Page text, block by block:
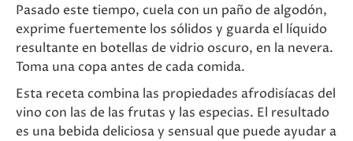
Pasado este tiempo, cuela con un paño de algodón,
exprime fuertemente los sólidos y guarda el líquido
resultante en botellas de vidrio oscuro, en la nevera.
Toma una copa antes de cada comida.
Esta receta combina las propiedades afrodisíacas del
vino con las de las frutas y las especias. El resultado
es una bebida deliciosa y sensual que puede ayudar a